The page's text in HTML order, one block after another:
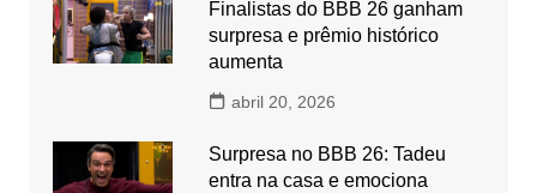
Finalistas do BBB 26 ganham
surpresa e prêmio histórico
aumenta
abril 20, 2026
Surpresa no BBB 26: Tadeu
entra na casa e emociona